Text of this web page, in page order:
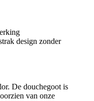
design zonder
De douchegoot is
van onze